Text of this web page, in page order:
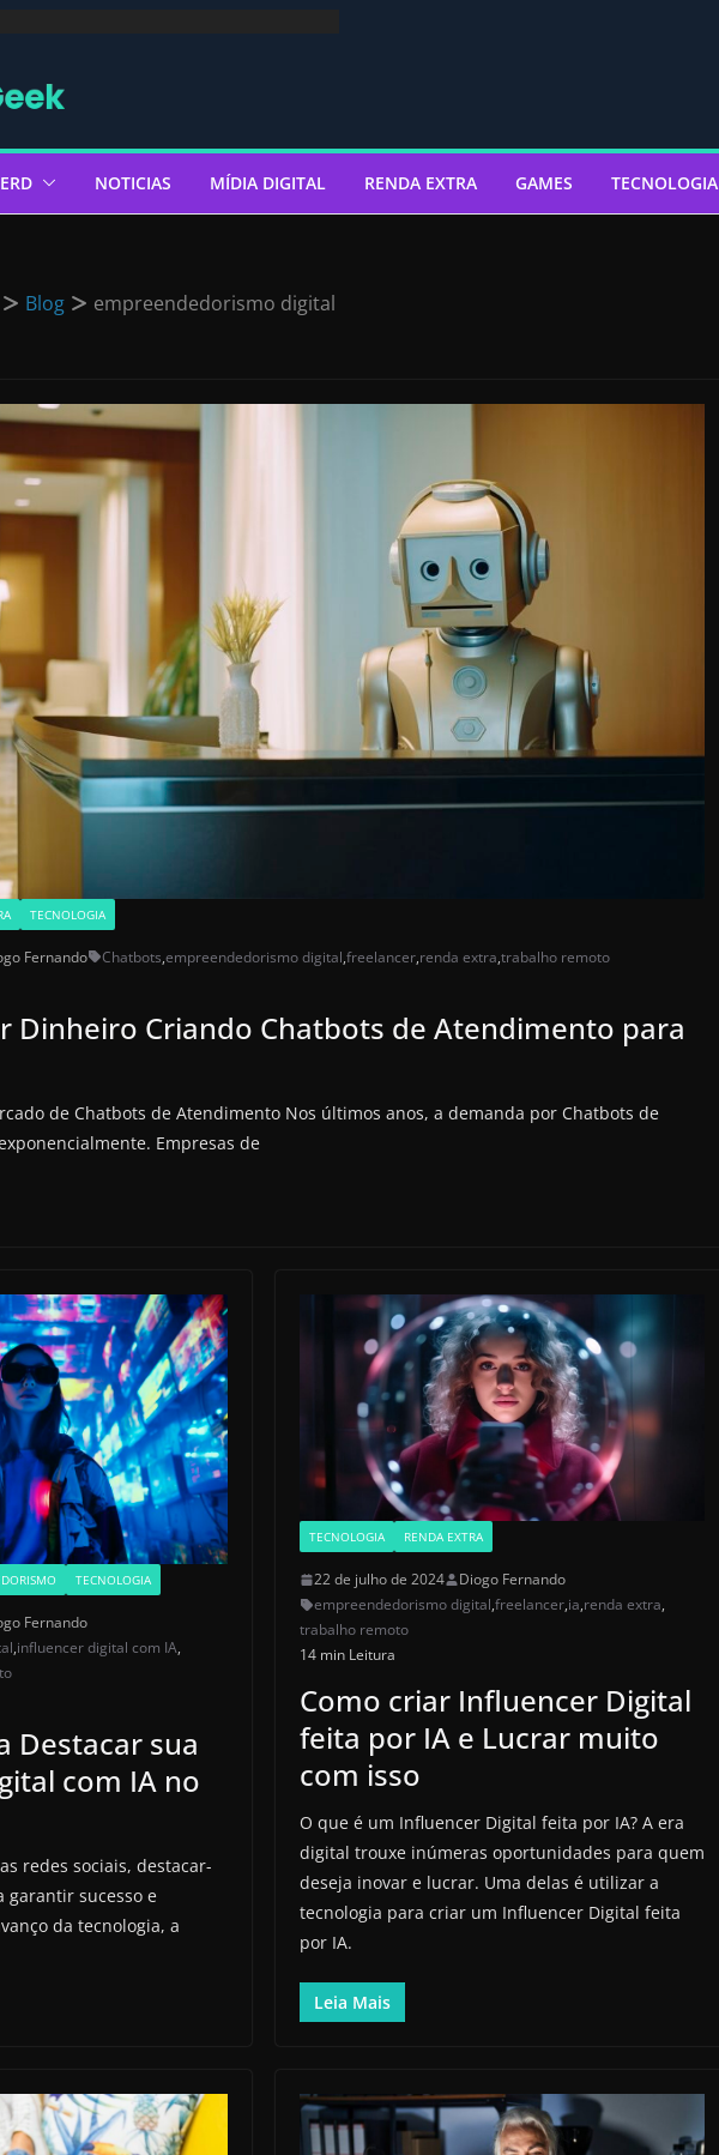
NOTICIAS MÍDIA DIGITAL RENDA EXTRA GAMES TECNOLOGIA
Blog empreendedorismo digital
TECNOLOGIA
Fernando Chatbots,empreendedorismo digital,freelancer,renda extra,trabalho remoto
Dinheiro Criando Chatbots de Atendimento para
de Chatbots de Atendimento Nos últimos anos, a demanda por Chatbots de
Empresas de
TECNOLOGIA
Fernando
,influencer digital com IA,
Destacar sua
com IA no
redes sociais, destacar-
garantir sucesso e
da tecnologia, a
TECNOLOGIA RENDA EXTRA
22 de julho de 2024
Diogo Fernando
empreendedorismo digital,freelancer,ia,renda extra,
trabalho remoto
14 min Leitura
Como criar Influencer Digital
feita por IA e Lucrar muito
com isso
O que é um Influencer Digital feita por IA? A era
digital trouxe inúmeras oportunidades para quem
deseja inovar e lucrar. Uma delas é utilizar a
tecnologia para criar um Influencer Digital feita
por IA.
Leia Mais